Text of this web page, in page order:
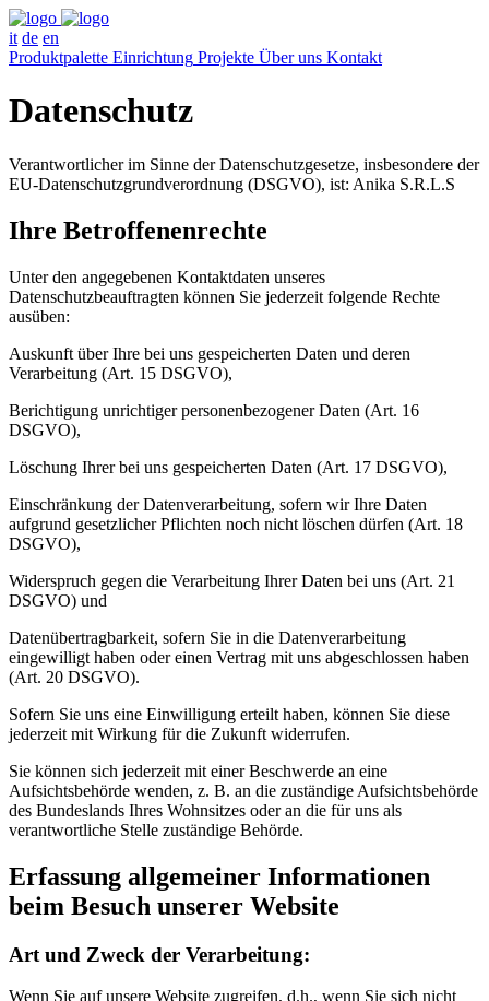
it de en
Produktpalette Einrichtung Projekte Über uns Kontakt
Datenschutz
Verantwortlicher im Sinne der Datenschutzgesetze, insbesondere der
EU-Datenschutzgrundverordnung (DSGVO), ist: Anika S.R.L.S
Ihre Betroffenenrechte
Unter den angegebenen Kontaktdaten unseres
Datenschutzbeauftragten können Sie jederzeit folgende Rechte
ausüben:
Auskunft über Ihre bei uns gespeicherten Daten und deren
Verarbeitung (Art. 15 DSGVO),
Berichtigung unrichtiger personenbezogener Daten (Art. 16
DSGVO),
Löschung Ihrer bei uns gespeicherten Daten (Art. 17 DSGVO),
Einschränkung der Datenverarbeitung, sofern wir Ihre Daten
aufgrund gesetzlicher Pflichten noch nicht löschen dürfen (Art. 18
DSGVO),
Widerspruch gegen die Verarbeitung Ihrer Daten bei uns (Art. 21
DSGVO) und
Datenübertragbarkeit, sofern Sie in die Datenverarbeitung
eingewilligt haben oder einen Vertrag mit uns abgeschlossen haben
(Art. 20 DSGVO).
Sofern Sie uns eine Einwilligung erteilt haben, können Sie diese
jederzeit mit Wirkung für die Zukunft widerrufen.
Sie können sich jederzeit mit einer Beschwerde an eine
Aufsichtsbehörde wenden, z. B. an die zuständige Aufsichtsbehörde
des Bundeslands Ihres Wohnsitzes oder an die für uns als
verantwortliche Stelle zuständige Behörde.
Erfassung allgemeiner Informationen
beim Besuch unserer Website
Art und Zweck der Verarbeitung:
Wenn Sie auf unsere Website zugreifen, d.h., wenn Sie sich nicht